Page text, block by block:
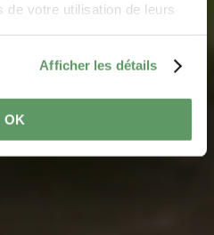
de votre utilisation de leurs
Afficher les détails
OK